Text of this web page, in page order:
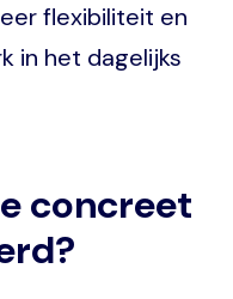
flexibiliteit en
in het dagelijks
concreet